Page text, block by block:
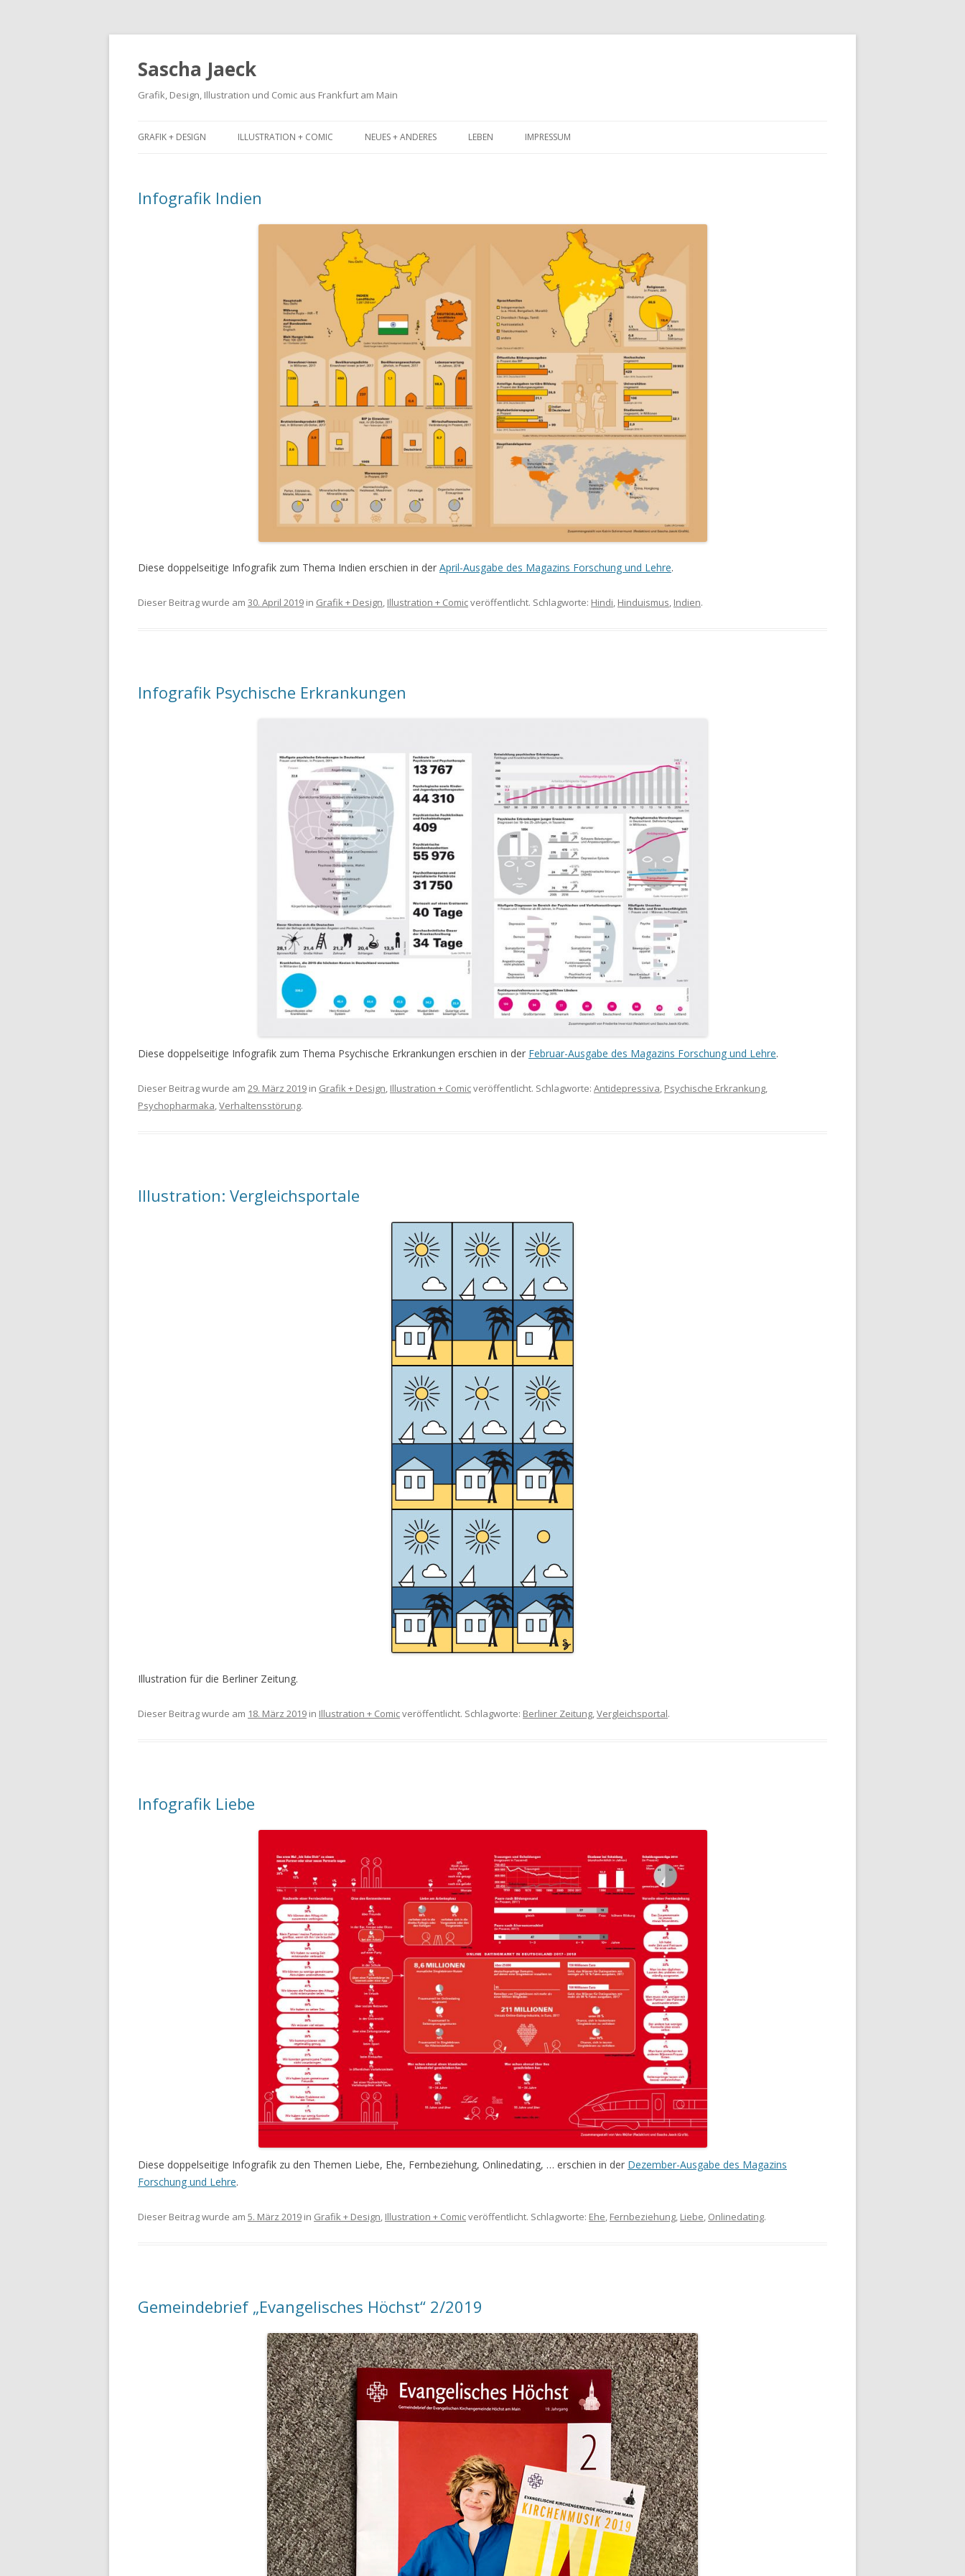
Sascha Jaeck
Grafik, Design, Illustration und Comic aus Frankfurt am Main
Inhalt
GRAFIK + DESIGN ILLUSTRATION + COMIC NEUES + ANDERES LEBEN IMPRESSUM
Infografik Indien
Diese doppelseitige Infografik zum Thema Indien erschien in der April-Ausgabe des Magazins Forschung und Lehre.
Dieser Beitrag wurde am 30. April 2019 in Grafik + Design, Illustration + Comicveröffentlicht. Schlagworte: Hindi, Hinduismus, Indien.
Infografik Psychische Erkrankungen
Diese doppelseitige Infografik zum Thema Psychische Erkrankungen erschien in der Februar-Ausgabe des Magazins Forschung und Lehre.
Dieser Beitrag wurde am 29. März 2019 in Grafik + Design, Illustration + Comicveröffentlicht. Schlagworte: Antidepressiva, Psychische Erkrankung,
Psychopharmaka,Verhaltensstörung.
Illustration: Vergleichsportale
Illustration für die Berliner Zeitung.
Dieser Beitrag wurde am 18. März 2019 in Illustration + Comicveröffentlicht. Schlagworte: Berliner Zeitung,Vergleichsportal.
Infografik Liebe
Diese doppelseitige Infografik zu den Themen Liebe, Ehe, Fernbeziehung, Onlinedating, … erschien in der Dezember-Ausgabe des Magazins
Forschung und Lehre.
Dieser Beitrag wurde am 5. März 2019 in Grafik + Design, Illustration + Comicveröffentlicht. Schlagworte: Ehe, Fernbeziehung, Liebe, Onlinedating.
Gemeindebrief „Evangelisches Höchst“ 2/2019